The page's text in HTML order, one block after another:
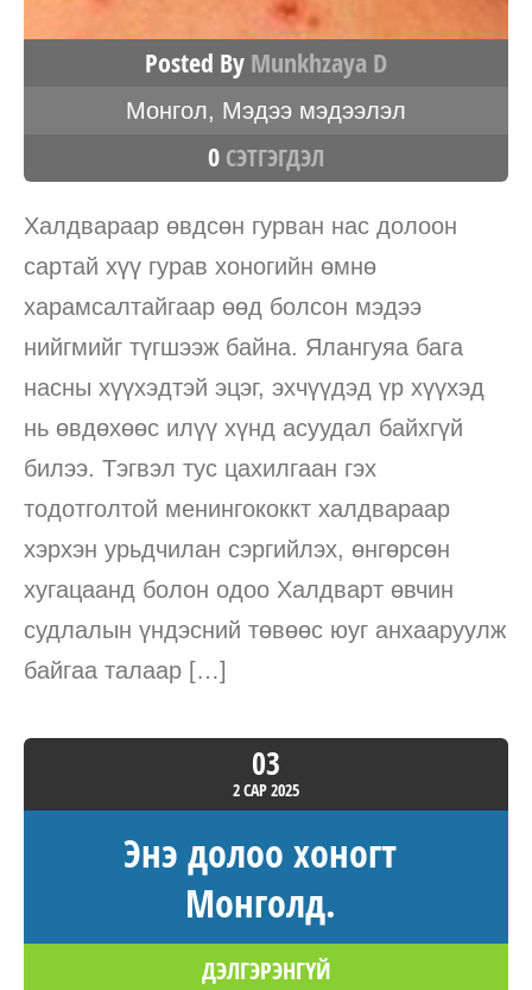
Posted By Munkhzaya D
Монгол, Мэдээ мэдээлэл
0 СЭТГЭГДЭЛ
Халдвараар өвдсөн гурван нас долоон
сартай хүү гурав хоногийн өмнө
харамсалтайгаар өөд болсон мэдээ
нийгмийг түгшээж байна. Ялангуяа бага
насны хүүхэдтэй эцэг, эхчүүдэд үр хүүхэд
нь өвдөхөөс илүү хүнд асуудал байхгүй
билээ. Тэгвэл тус цахилгаан гэх
тодотголтой менингококкт халдвараар
хэрхэн урьдчилан сэргийлэх, өнгөрсөн
хугацаанд болон одоо Халдварт өвчин
судлалын үндэсний төвөөс юуг анхааруулж
байгаа талаар […]
03
2 САР2025
Энэ долоо хоногт
Монголд.
ДЭЛГЭРЭНГҮЙ